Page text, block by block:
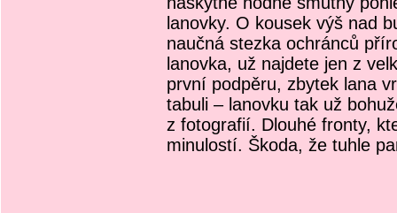
lanovky. O kousek výš nad
naučná stezka ochránců
lanovka, už najdete jen z
první podpěru, zbytek lana
tabuli – lanovku tak už
z fotografií. Dlouhé fronty,
minulostí. Škoda, že tuhle